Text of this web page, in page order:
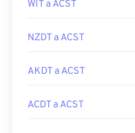
WIT a ACST
NZDT a ACST
AKDT a ACST
ACDT a ACST